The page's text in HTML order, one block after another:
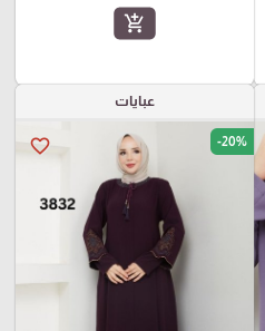
add_shopping_cart
عبايات
favorite_border -20%